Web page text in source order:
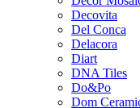
Decovita
Del Conca
Delacora
Diart
DNA Tiles
Do&Po
Dom